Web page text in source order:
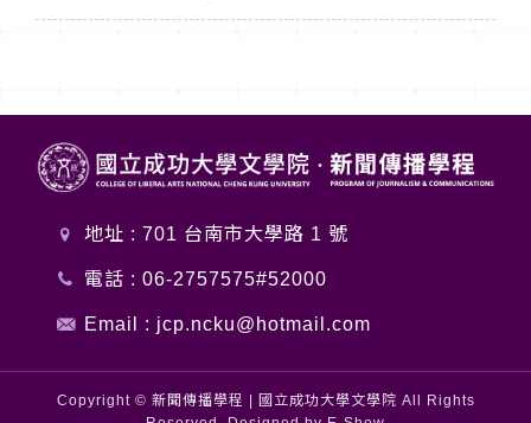
地址 : 701 台南市大學路 1 號
電話 : 06-2757575#52000
Email : jcp.ncku@hotmail.com
Copyright © 新聞傳播學程 | 國立成功大學文學院 All Rights